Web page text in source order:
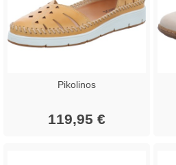
Pikolinos
119,95 €